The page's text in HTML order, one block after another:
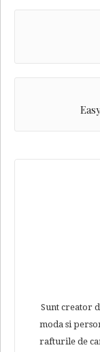
Sunt creator
moda si
rafturile de